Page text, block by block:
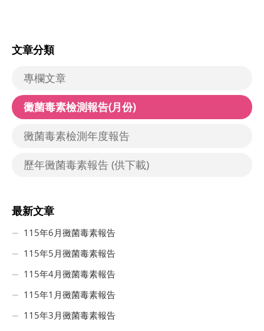
文章分類
專欄文章
黴菌毒素檢測報告(月份)
黴菌毒素檢測年度報告
歷年黴菌毒素報告 (供下載)
最新文章
115年6月黴菌毒素報告
115年5月黴菌毒素報告
115年4月黴菌毒素報告
115年1月黴菌毒素報告
115年3月黴菌毒素報告